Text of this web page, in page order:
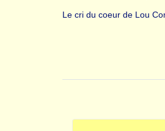
Le cri du coeur de Lou